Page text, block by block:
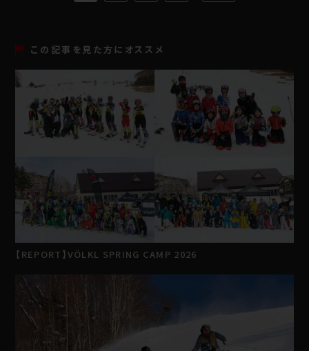
この記事を見た方にオススメ
【REPORT】VÖLKL SPRING CAMP 2026